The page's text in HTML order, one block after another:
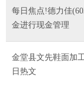
每日焦点!德力佳
金进行现金管理
金堂县文先鞋面加
日热文